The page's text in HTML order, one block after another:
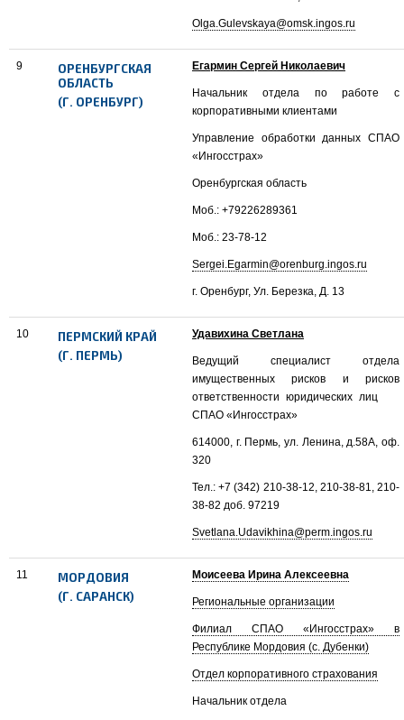
Olga.Gulevskaya@omsk.ingos.ru
9
ОРЕНБУРГСКАЯ
ОБЛАСТЬ
(Г. ОРЕНБУРГ)
Егармин Сергей Николаевич
Начальник отдела по работе с
корпоративными клиентами
Управление обработки данных СПАО
«Ингосстрах»
Оренбургская область
Моб.: +79226289361
Моб.: 23-78-12
Sergei.Egarmin@orenburg.ingos.ru
г. Оренбург, Ул. Березка, Д. 13
10
ПЕРМСКИЙ КРАЙ
(Г. ПЕРМЬ)
Удавихина Светлана
Ведущий специалист отдела
имущественных рисков и рисков
ответственности юридических лиц
СПАО «Ингосстрах»
614000, г. Пермь, ул. Ленина, д.58А, оф.
320
Тел.: +7 (342) 210-38-12, 210-38-81, 210-
38-82 доб. 97219
Svetlana.Udavikhina@perm.ingos.ru
11
МОРДОВИЯ
(Г. САРАНСК)
Моисеева Ирина Алексеевна
Региональные организации
Филиал СПАО «Ингосстрах» в
Республике Мордовия (с. Дубенки)
Отдел корпоративного страхования
Начальник отдела